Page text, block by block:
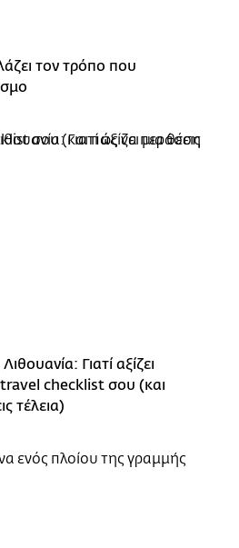
τον τρόπο που
Γιατί αξίζει
checklist σου (και
τέλεια)